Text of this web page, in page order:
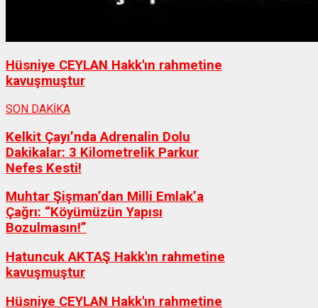
Hüsniye CEYLAN Hakk'ın rahmetine
kavuşmuştur
SON DAKİKA
Kelkit Çayı’nda Adrenalin Dolu
Dakikalar: 3 Kilometrelik Parkur
Nefes Kesti!
Muhtar Şişman’dan Milli Emlak’a
Çağrı: “Köyümüzün Yapısı
Bozulmasın!”
Hatuncuk AKTAŞ Hakk'ın rahmetine
kavuşmuştur
Hüsniye CEYLAN Hakk'ın rahmetine